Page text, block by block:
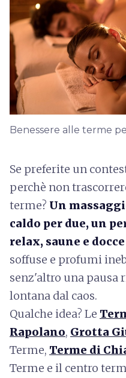
Benessere alle terme
Se preferite un
perchè non
terme? Un
caldo per due, un
relax, saune e
soffuse e profumi
senz'altro una pausa
lontana dal caos.
Qualche idea? Le
Rapolano, Grotta
Terme, Terme di
Terme e il centro